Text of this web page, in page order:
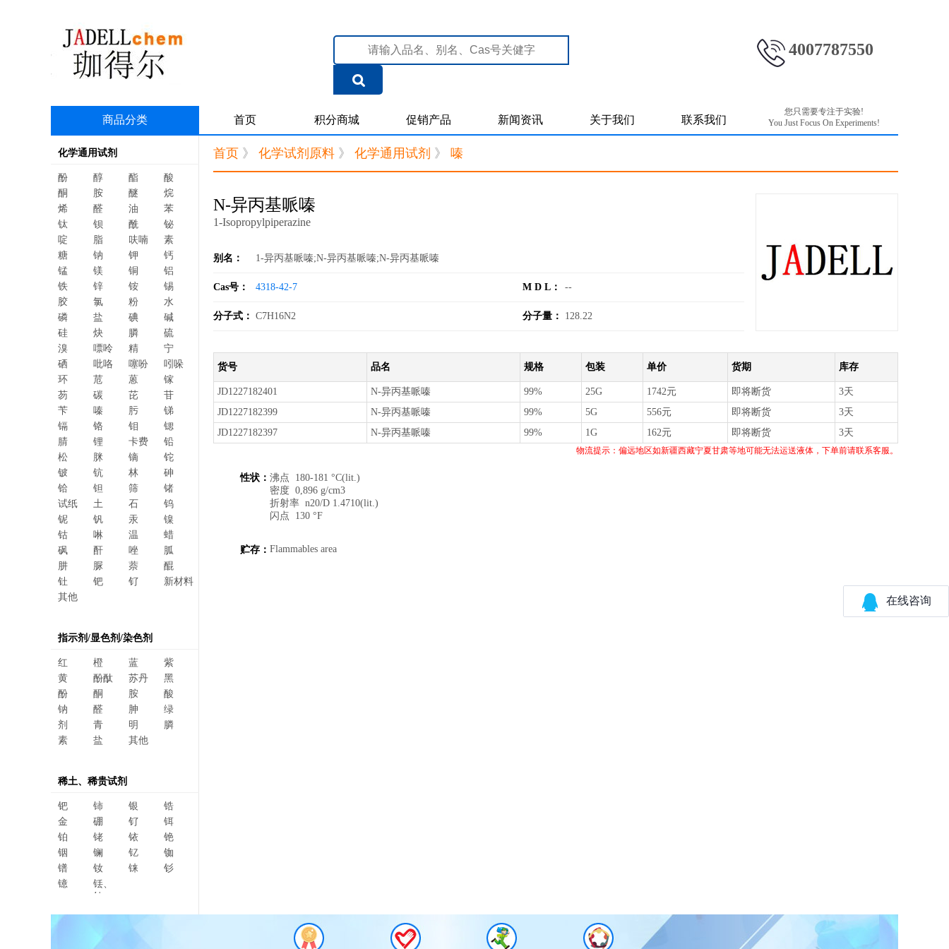
4007787550
商品分类 首页 积分商城 促销产品 新闻资讯 关于我们 联系我们
您只需要专注于实验!
You Just Focus On Experiments!
化学通用试剂
酚 醇 酯
酸
酮
胺 醚
烷
烯
醛 油
苯
钛
钡 酰
铋
啶
脂 呋喃
素
糖
钠 钾
钙
锰
镁 铜
铝
铁
锌 铵
锡
胶
氯 粉
水
磷
盐 碘
碱
硅
炔 膦
硫
溴
嘌呤 精
宁
硒
吡咯 噻吩
吲哚
环
苊 蒽
镓
芴
碳 芘
苷
苄
嗪 肟
锑
镉
铬 钼
锶
腈
锂 卡费
铅
松
脒 镝
铊
铍
钪 林
砷
铪
钽 筛
锗
试纸
土 石
钨
铌
钒 汞
镍
钴
啉 温
蜡
砜
酐 唑
胍
肼
脲 萘
醌
钍
钯 钌
新材料
其他
指示剂/显色剂/染色剂
红 橙 蓝
紫
黄
酚酞 苏丹
黑
酚
酮 胺
酸
钠
醛 胂
绿
剂
青 明
膦
素
盐 其他
稀土、稀贵试剂
钯 铈 银
锆
金
硼 钌
铒
铂
铑 铱
铯
铟
镧 钇
铷
镨
钕 铼
钐
镱
铥、
钆、
首页 》 化学试剂原料 》 化学通用试剂 》 嗪
N-异丙基哌嗪
1-Isopropylpiperazine
别名： 1-异丙基哌嗪;N-异丙基哌嗪;N-异丙基哌嗪
Cas号： 4318-42-7 M D L： --
分子式： C7H16N2 分子量： 128.22
货号 品名 规格 包装 单价 货期 库存
JD1227182401 N-异丙基哌嗪 99% 25G 1742元 即将断货
3天
JD1227182399
N-异丙基哌嗪 99% 5G 556元 即将断货
3天
JD1227182397
N-异丙基哌嗪 99% 1G 162元 即将断货 3天
物流提示：偏远地区如新疆西藏宁夏甘肃等地可能无法运送液体，下单前请联系客服。
性状： 沸点 180-181 °C(lit.)
密度 0,896 g/cm3
折射率 n20/D 1.4710(lit.)
闪点 130 °F
贮存： Flammables area